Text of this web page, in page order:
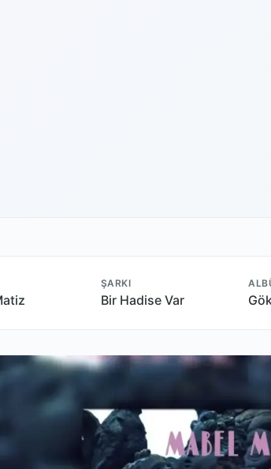
ŞARKI
Bir Hadise Var